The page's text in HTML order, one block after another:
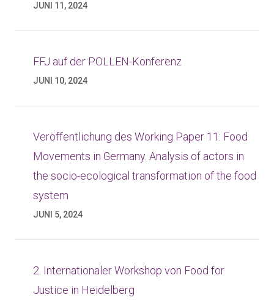
JUNI 11, 2024
FFJ auf der POLLEN-Konferenz
JUNI 10, 2024
Veröffentlichung des Working Paper 11: Food
Movements in Germany. Analysis of actors in
the socio-ecological transformation of the food
system
JUNI 5, 2024
2. Internationaler Workshop von Food for
Justice in Heidelberg